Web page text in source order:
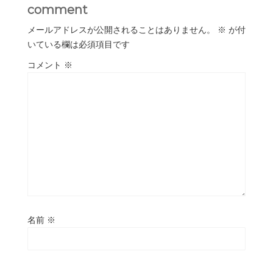
comment
メールアドレスが公開されることはありません。 ※ が付
いている欄は必須項目です
コメント ※
名前 ※